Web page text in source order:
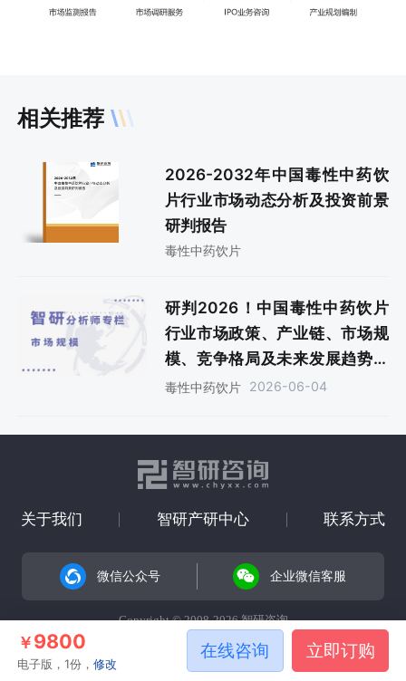
相关推荐
2026-2032年中国毒性中药饮
片行业市场动态分析及投资前景
研判报告
毒性中药饮片
研判2026！中国毒性中药饮片
行业市场政策、产业链、市场规
模、竞争格局及未来发展趋势分
析：市场格局高度分散，CR5市
毒性中药饮片 2026-06-04
￥9800
电子版，1份，修改
在线咨询 立即订购
关于我们 智研产研中心 联系方式
微信公众号 企业微信客服
Copyright © 2008-2026 智研咨询